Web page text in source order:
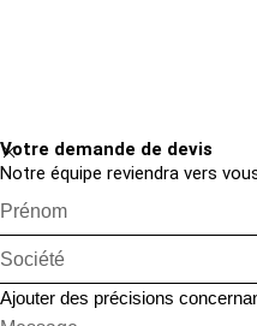
Votre demande de devis
Notre équipe reviendra vers
Ajouter des précisions